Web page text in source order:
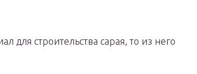
для строительства сарая, то из него